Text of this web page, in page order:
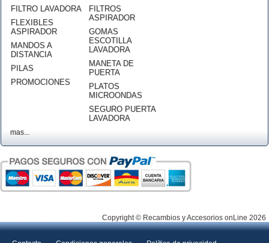
FILTRO LAVADORA
FLEXIBLES
ASPIRADOR
MANDOS A
DISTANCIA
PILAS
PROMOCIONES
FILTROS
ASPIRADOR
GOMAS
ESCOTILLA
LAVADORA
MANETA DE
PUERTA
PLATOS
MICROONDAS
SEGURO PUERTA
LAVADORA
mas...
Copyright © Recambios y Accesorios onLine 2026